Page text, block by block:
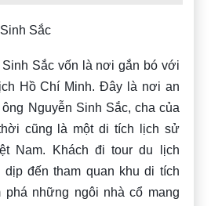
Sắc
Sinh Sắc vốn là nơi gắn bó với
Hồ Chí Minh. Đây là nơi an
Nguyễn Sinh Sắc, cha của
cũng là một di tích lịch sử
Nam. Khách đi tour du lịch
đến tham quan khu di tích
những ngôi nhà cổ mang